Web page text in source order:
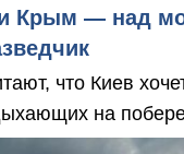
Крым — над
что Киев
на